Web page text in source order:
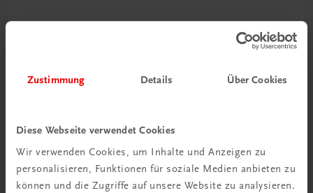
Zustimmung Details Über Cookies
Diese Webseite verwendet Cookies
Wir verwenden Cookies, um Inhalte und Anzeigen zu
personalisieren, Funktionen für soziale Medien anbieten zu
können und die Zugriffe auf unsere Website zu analysieren.
NEUER LEHRPLAN MUSTERBAND